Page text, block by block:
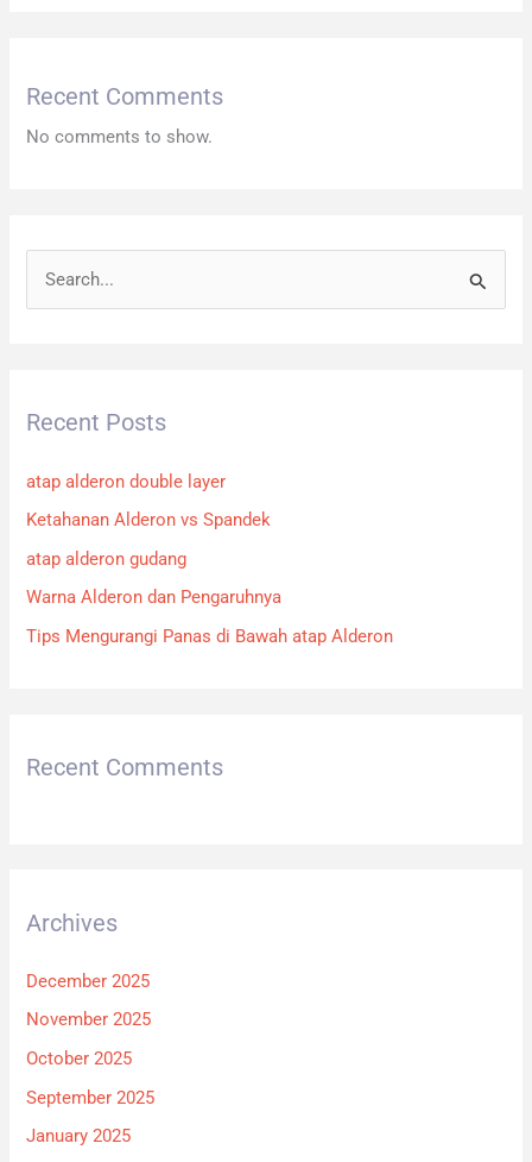
Recent Comments
No comments to show.
c
f
o
r
:
Recent Posts
atap alderon double layer
Ketahanan Alderon vs Spandek
atap alderon gudang
Warna Alderon dan Pengaruhnya
Tips Mengurangi Panas di Bawah atap Alderon
Recent Comments
Archives
December 2025
November 2025
October 2025
September 2025
January 2025